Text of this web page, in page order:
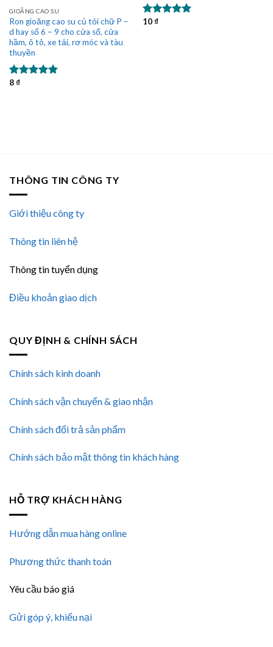
GIOĂNG CAO SU
Ron gioăng cao su củ tỏi chữ P –
d hay số 6 – 9 cho cửa sổ, cửa
hầm, ô tô, xe tải, rơ móc và tàu
thuyền
Được xếp
8₫
Được xếp
10₫
THÔNG TIN CÔNG TY
Giới thiệu công ty
Thông tin liên hệ
Thông tin tuyển dụng
Điều khoản giao dịch
QUY ĐỊNH & CHÍNH SÁCH
Chính sách kinh doanh
Chính sách vận chuyển & giao nhận
Chính sách đổi trả sản phẩm
Chính sách bảo mật thông tin khách hàng
HỖ TRỢ KHÁCH HÀNG
Hướng dẫn mua hàng online
Phương thức thanh toán
Yêu cầu báo giá
Gửi góp ý, khiếu nại